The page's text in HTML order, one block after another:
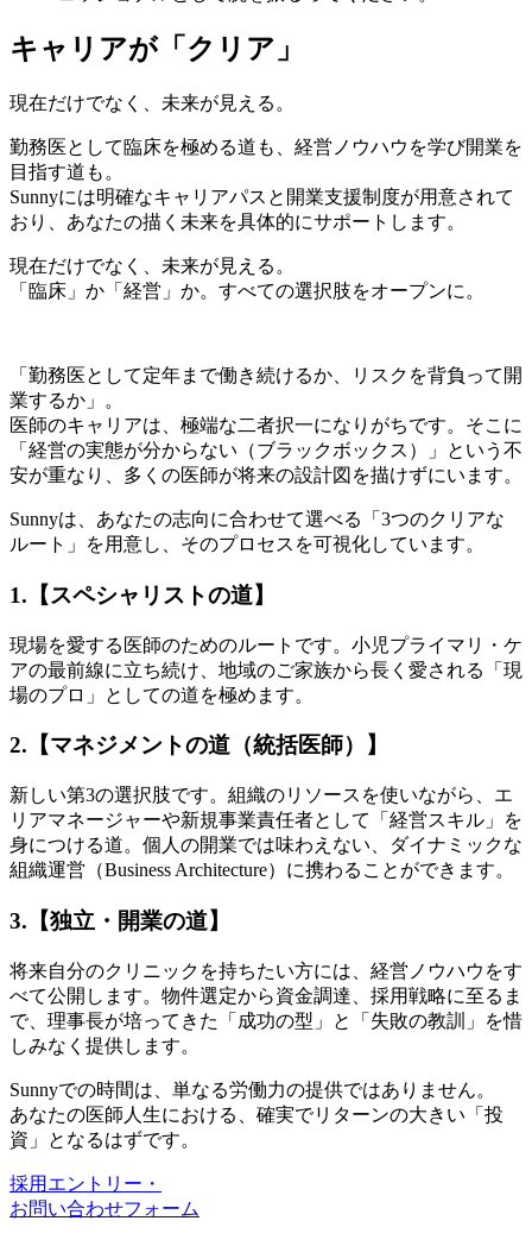
キャリアが「クリア」
現在だけでなく、未来が見える。
勤務医として臨床を極める道も、経営ノウハウを学び開業を
目指す道も。
Sunnyには明確なキャリアパスと開業支援制度が用意されて
おり、あなたの描く未来を具体的にサポートします。
現在だけでなく、未来が見える。
「臨床」か「経営」か。すべての選択肢をオープンに。
「勤務医として定年まで働き続けるか、リスクを背負って開
業するか」。
医師のキャリアは、極端な二者択一になりがちです。そこに
「経営の実態が分からない（ブラックボックス）」という不
安が重なり、多くの医師が将来の設計図を描けずにいます。
Sunnyは、あなたの志向に合わせて選べる「3つのクリアな
ルート」を用意し、そのプロセスを可視化しています。
1.【スペシャリストの道】
現場を愛する医師のためのルートです。小児プライマリ・ケ
アの最前線に立ち続け、地域のご家族から長く愛される「現
場のプロ」としての道を極めます。
2.【マネジメントの道（統括医師）】
新しい第3の選択肢です。組織のリソースを使いながら、エ
リアマネージャーや新規事業責任者として「経営スキル」を
身につける道。個人の開業では味わえない、ダイナミックな
組織運営（Business Architecture）に携わることができます。
3.【独立・開業の道】
将来自分のクリニックを持ちたい方には、経営ノウハウをす
べて公開します。物件選定から資金調達、採用戦略に至るま
で、理事長が培ってきた「成功の型」と「失敗の教訓」を惜
しみなく提供します。
Sunnyでの時間は、単なる労働力の提供ではありません。
あなたの医師人生における、確実でリターンの大きい「投
資」となるはずです。
採用エントリー・
お問い合わせフォーム